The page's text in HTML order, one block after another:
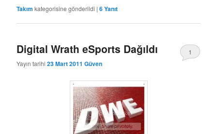
Takım kategorisine gönderildi |6Yanıt
Digital Wrath eSports Dağıldı
Yayın tarihi23 Mart 2011 Güven
1